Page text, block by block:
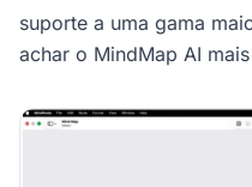
suporte a uma gama
achar o MindMap AI